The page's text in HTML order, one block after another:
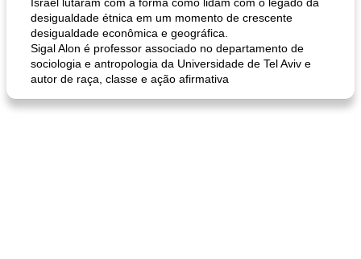
desigualdade étnica em um momento de crescente
desigualdade econômica e geográfica.
Sigal Alon é professor associado no departamento de
sociologia e antropologia da Universidade de Tel Aviv e
autor de raça, classe e ação afirmativa